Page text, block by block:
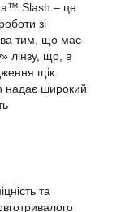
Slash – це
зі
тим, що має
лінзу, що, в
щік.
надає широкий
та